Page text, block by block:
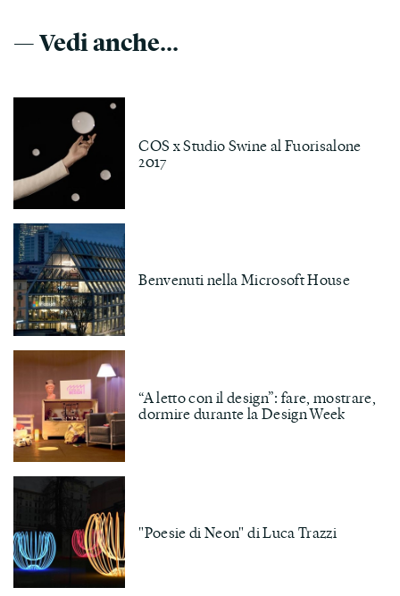
— Vedi anche...
COS x Studio Swine al Fuorisalone
2017
Benvenuti nella Microsoft House
“A letto con il design”: fare, mostrare,
dormire durante la Design Week
"Poesie di Neon" di Luca Trazzi